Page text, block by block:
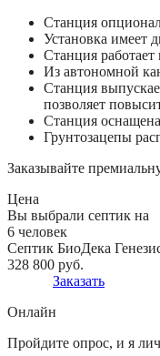
Станция
Установка имеет
Станция
Из автономной
Станция
позволяет
Станция
Грунтозацепы
Заказывайте
Цена
Вы выбрали септик на
6 человек
Септик БиоДека
328 800 руб.
Заказать
Онлайн
Пройдите опрос, и я